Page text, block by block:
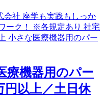
療機器用のパー
円以上／土日休